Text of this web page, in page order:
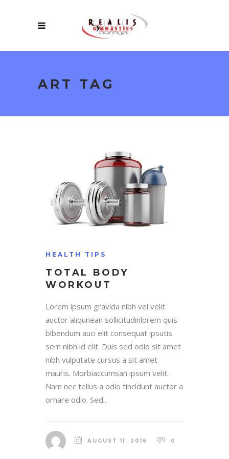
ART TAG
HEALTH TIPS
TOTAL BODY
WORKOUT
Lorem ipsum gravida nibh vel velit
auctor aliqunean sollicitudinlorem quis
bibendum auci elit consequat ipsutis
sem nibh id elit. Duis sed odio sit amet
nibh vulputate cursus a sit amet
mauris. Morbiaccumsan ipsum velit.
Nam nec tellus a odio tincidunt auctor a
ornare odio. Sed...
AUGUST 11, 2016 0